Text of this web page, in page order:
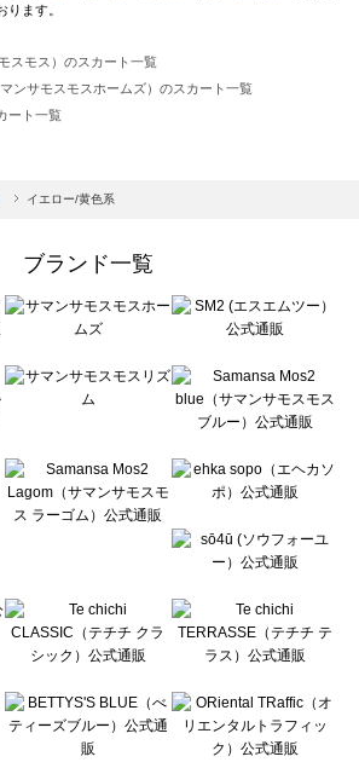
ります。
スモス）のスカート一覧
ンサモスモスホームズ）のスカート一覧
ート一覧
（ツハルバイサマンサモスモス）のスカート一覧
サモスモス ブルー）のスカート一覧
カート一覧
ト一覧
ラシック）のスカート一覧
）のスカート一覧
ブルー）のスカート一覧
のスカート一覧
イエロー/黄色系
ブランド一覧